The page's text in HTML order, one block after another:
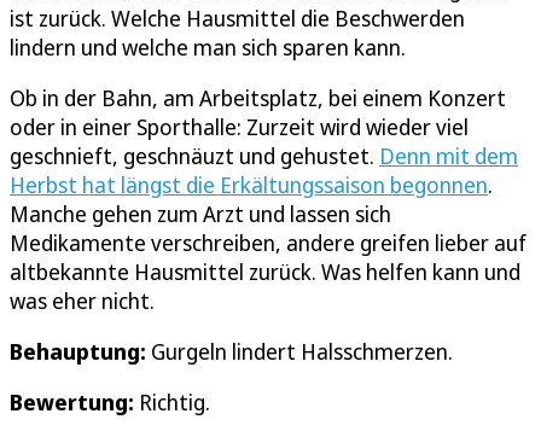
ist zurück. Welche Hausmittel die Beschwerden
lindern und welche man sich sparen kann.
Ob in der Bahn, am Arbeitsplatz, bei einem Konzert
oder in einer Sporthalle: Zurzeit wird wieder viel
geschnieft, geschnäuzt und gehustet. Denn mit dem
Herbst hat längst die Erkältungssaison begonnen.
Manche gehen zum Arzt und lassen sich
Medikamente verschreiben, andere greifen lieber auf
altbekannte Hausmittel zurück. Was helfen kann und
was eher nicht.
Behauptung: Gurgeln lindert Halsschmerzen.
Bewertung: Richtig.